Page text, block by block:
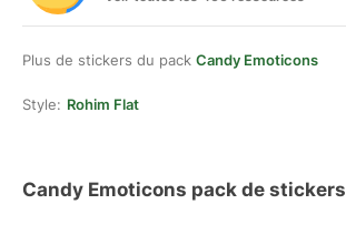
Plus de stickers du pack Candy Emoticons
Style: Rohim Flat
Candy Emoticons pack de stickers